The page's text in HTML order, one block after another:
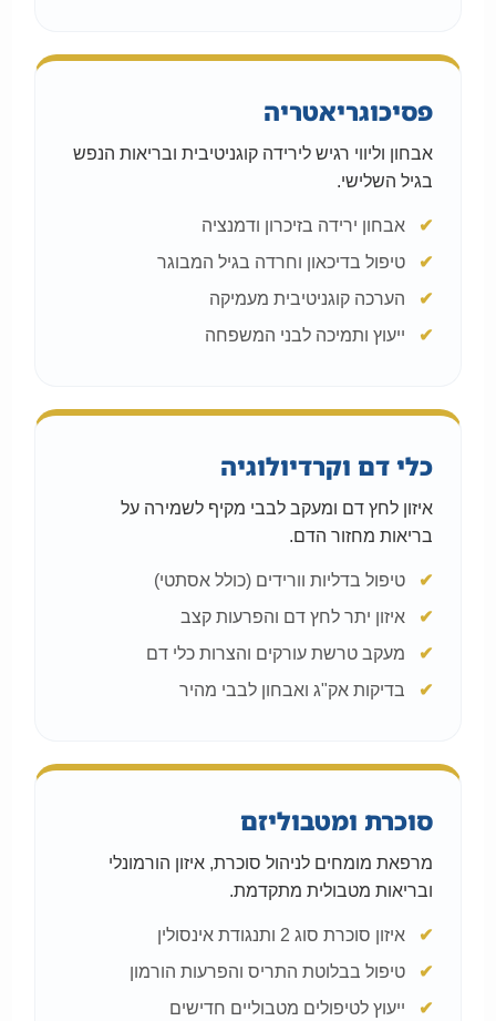
פסיכוגריאטריה
אבחון וליווי רגיש לירידה קוגניטיבית ובריאות הנפש
בגיל השלישי.
אבחון ירידה בזיכרון ודמנציה
טיפול בדיכאון וחרדה בגיל המבוגר
הערכה קוגניטיבית מעמיקה
ייעוץ ותמיכה לבני המשפחה
כלי דם וקרדיולוגיה
איזון לחץ דם ומעקב לבבי מקיף לשמירה על
בריאות מחזור הדם.
טיפול בדליות וורידים (כולל אסתטי)
איזון יתר לחץ דם והפרעות קצב
מעקב טרשת עורקים והצרות כלי דם
בדיקות אק"ג ואבחון לבבי מהיר
סוכרת ומטבוליזם
מרפאת מומחים לניהול סוכרת, איזון הורמונלי
ובריאות מטבולית מתקדמת.
איזון סוכרת סוג 2 ותנגודת אינסולין
טיפול בבלוטת התריס והפרעות הורמון
ייעוץ לטיפולים מטבוליים חדישים